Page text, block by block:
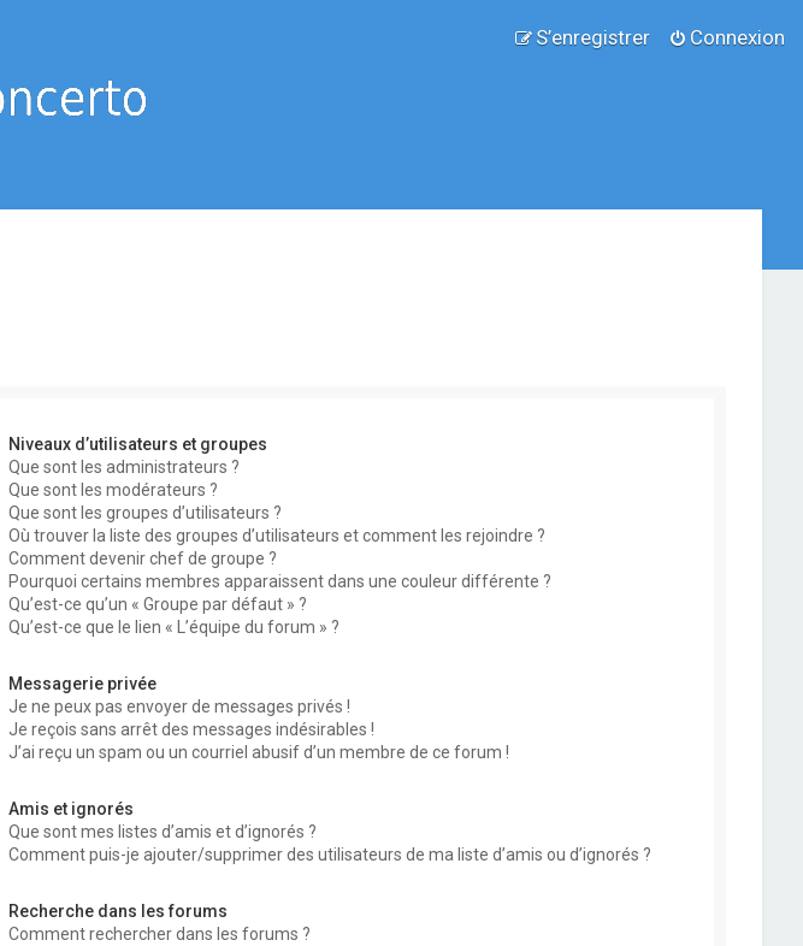
Connexion
S’enregistrer
Niveaux d’utilisateurs et groupes
Que sont les administrateurs ?
Que sont les modérateurs ?
Que sont les groupes d’utilisateurs ?
Où trouver la liste des groupes d’utilisateurs et comment les rejoindre ?
Comment devenir chef de groupe ?
Pourquoi certains membres apparaissent dans une couleur différente ?
Qu’est-ce qu’un « Groupe par défaut » ?
Qu’est-ce que le lien « L’équipe du forum » ?
Messagerie privée
Je ne peux pas envoyer de messages privés !
Je reçois sans arrêt des messages indésirables !
J’ai reçu un spam ou un courriel abusif d’un membre de ce forum !
Amis et ignorés
Que sont mes listes d’amis et d’ignorés ?
Comment puis-je ajouter/supprimer des utilisateurs de ma liste d’amis ou d’ignorés ?
Recherche dans les forums
Comment rechercher dans les forums ?